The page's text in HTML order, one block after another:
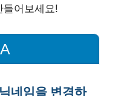
들어보세요!
네임을 변경하